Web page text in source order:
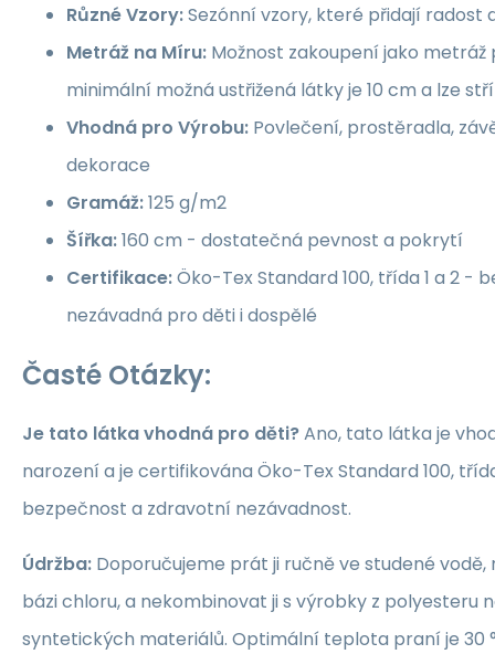
Různé Vzory:Sezónní vzory, které přidají radost
Metráž na Míru: Možnost zakoupení jako
minimální možná ustřižená látky je 10 cm a lze
Vhodná pro Výrobu: Povlečení, prostěradla,
dekorace
Gramáž:125 g/m2
Šířka:160 cm - dostatečná pevnost a pokrytí
Certifikace:Öko-Tex Standard 100, třída 1 a 2 -
nezávadná pro děti i dospělé
Časté Otázky:
Je tato látka vhodná pro děti?Ano, tato látka je
narození a je certifikována Öko-Tex Standard 100,
bezpečnost a zdravotní nezávadnost.
Údržba: Doporučujeme prát ji ručně ve studené
bázi chloru, a nekombinovat ji s výrobky z polyesteru
syntetických materiálů. Optimální teplota praní je 30